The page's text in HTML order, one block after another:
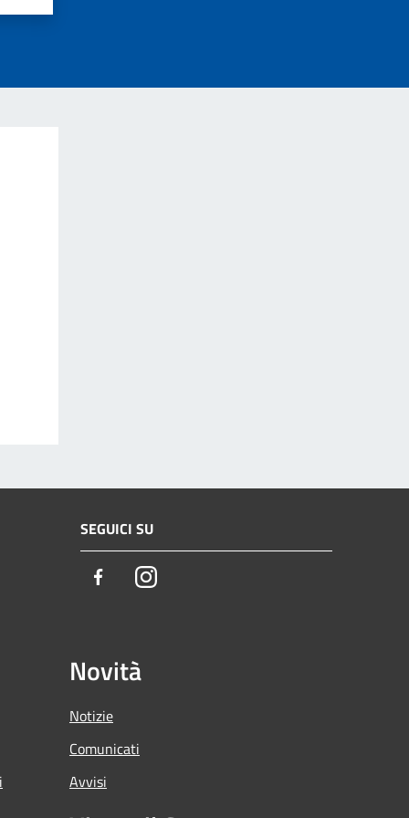
SEGUICI SU
FacebookInstagram
Novità
Notizie
Comunicati
Avvisi